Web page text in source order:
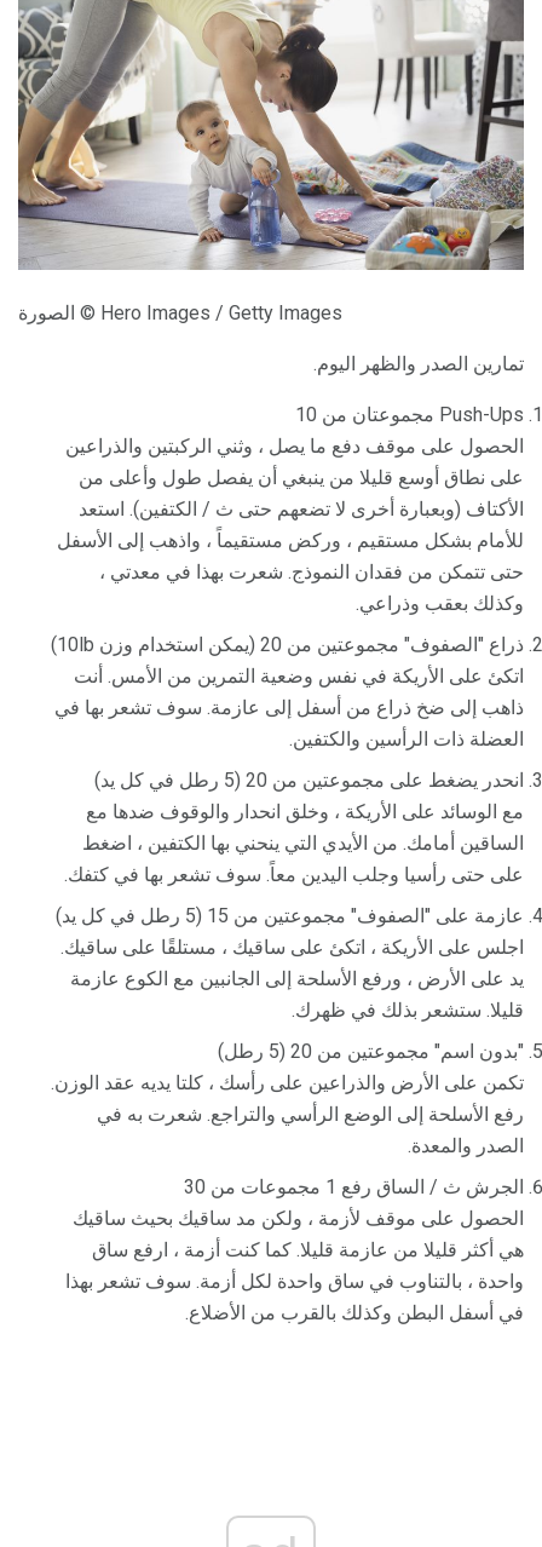
الصورة © Hero Images / Getty Images
تمارين الصدر والظهر اليوم.
Push-Ups مجموعتان من 10
الحصول على موقف دفع ما يصل ، وثني الركبتين والذراعين
على نطاق أوسع قليلا من ينبغي أن يفصل طول وأعلى من
الأكتاف (وبعبارة أخرى لا تضعهم حتى ث / الكتفين). استعد
للأمام بشكل مستقيم ، وركض مستقيماً ، واذهب إلى الأسفل
حتى تتمكن من فقدان النموذج. شعرت بهذا في معدتي ،
وكذلك بعقب وذراعي.
ذراع "الصفوف" مجموعتين من 20 (يمكن استخدام وزن 10lb)
اتكئ على الأريكة في نفس وضعية التمرين من الأمس. أنت
ذاهب إلى ضخ ذراع من أسفل إلى عازمة. سوف تشعر بها في
العضلة ذات الرأسين والكتفين.
انحدر يضغط على مجموعتين من 20 (5 رطل في كل يد)
مع الوسائد على الأريكة ، وخلق انحدار والوقوف ضدها مع
الساقين أمامك. من الأيدي التي ينحني بها الكتفين ، اضغط
على حتى رأسيا وجلب اليدين معاً. سوف تشعر بها في كتفك.
عازمة على "الصفوف" مجموعتين من 15 (5 رطل في كل يد)
اجلس على الأريكة ، اتكئ على ساقيك ، مستلقًا على ساقيك.
يد على الأرض ، ورفع الأسلحة إلى الجانبين مع الكوع عازمة
قليلا. ستشعر بذلك في ظهرك.
"بدون اسم" مجموعتين من 20 (5 رطل)
تكمن على الأرض والذراعين على رأسك ، كلتا يديه عقد الوزن.
رفع الأسلحة إلى الوضع الرأسي والتراجع. شعرت به في
الصدر والمعدة.
الجرش ث / الساق رفع 1 مجموعات من 30
الحصول على موقف لأزمة ، ولكن مد ساقيك بحيث ساقيك
هي أكثر قليلا من عازمة قليلا. كما كنت أزمة ، ارفع ساق
واحدة ، بالتناوب في ساق واحدة لكل أزمة. سوف تشعر بهذا
في أسفل البطن وكذلك بالقرب من الأضلاع.